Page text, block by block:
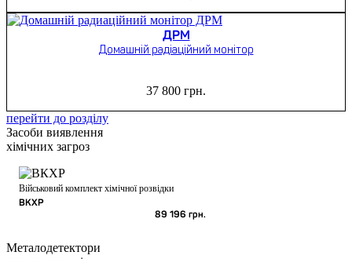
ДРМ
Домашній радіаційний монітор
37 800 грн.
перейти до розділу
Засоби виявлення
хімічних загроз
Військовий комплект хімічної розвідки
ВКХР
89 196 грн.
Металодетектори